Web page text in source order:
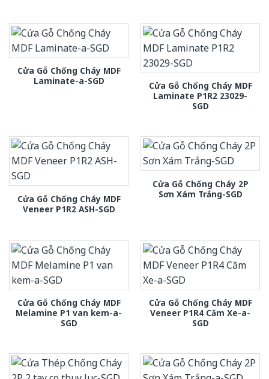
Cửa Gỗ Chống Cháy MDF
Laminate-a-SGD
Cửa Gỗ Chống Cháy MDF
Laminate P1R2 23029-
SGD
Cửa Gỗ Chống Cháy MDF
Veneer P1R2 ASH-SGD
Cửa Gỗ Chống Cháy 2P
Sơn Xám Trắng-SGD
Cửa Gỗ Chống Cháy MDF
Melamine P1 van kem-a-
SGD
Cửa Gỗ Chống Cháy MDF
Veneer P1R4 Căm Xe-a-
SGD